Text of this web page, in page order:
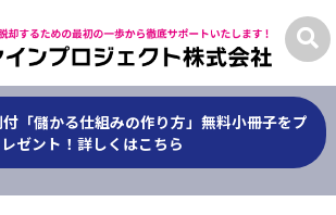
「儲かる仕組みの作り方」無料小冊子をプ
レゼント！詳しくはこちら